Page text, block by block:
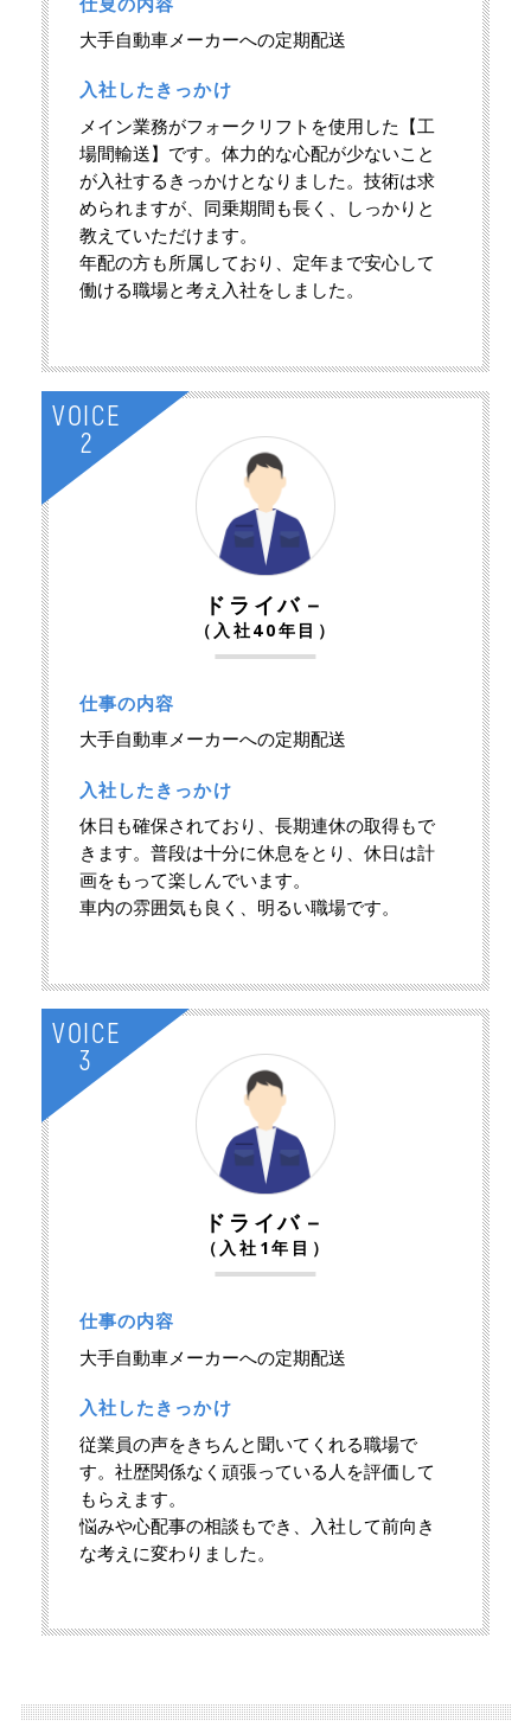
大手自動車メーカーへの定期配送
入社したきっかけ
メイン業務がフォークリフトを使用した【工
場間輸送】です。体力的な心配が少ないこと
が入社するきっかけとなりました。技術は求
められますが、同乗期間も長く、しっかりと
教えていただけます。
年配の方も所属しており、定年まで安心して
働ける職場と考え入社をしました。
VOICE
2
ドライバ－
（入社40年目）
仕事の内容
大手自動車メーカーへの定期配送
入社したきっかけ
休日も確保されており、長期連休の取得もで
きます。普段は十分に休息をとり、休日は計
画をもって楽しんでいます。
車内の雰囲気も良く、明るい職場です。
VOICE
3
ドライバ－
（入社1年目）
仕事の内容
大手自動車メーカーへの定期配送
入社したきっかけ
従業員の声をきちんと聞いてくれる職場で
す。社歴関係なく頑張っている人を評価して
もらえます。
悩みや心配事の相談もでき、入社して前向き
な考えに変わりました。